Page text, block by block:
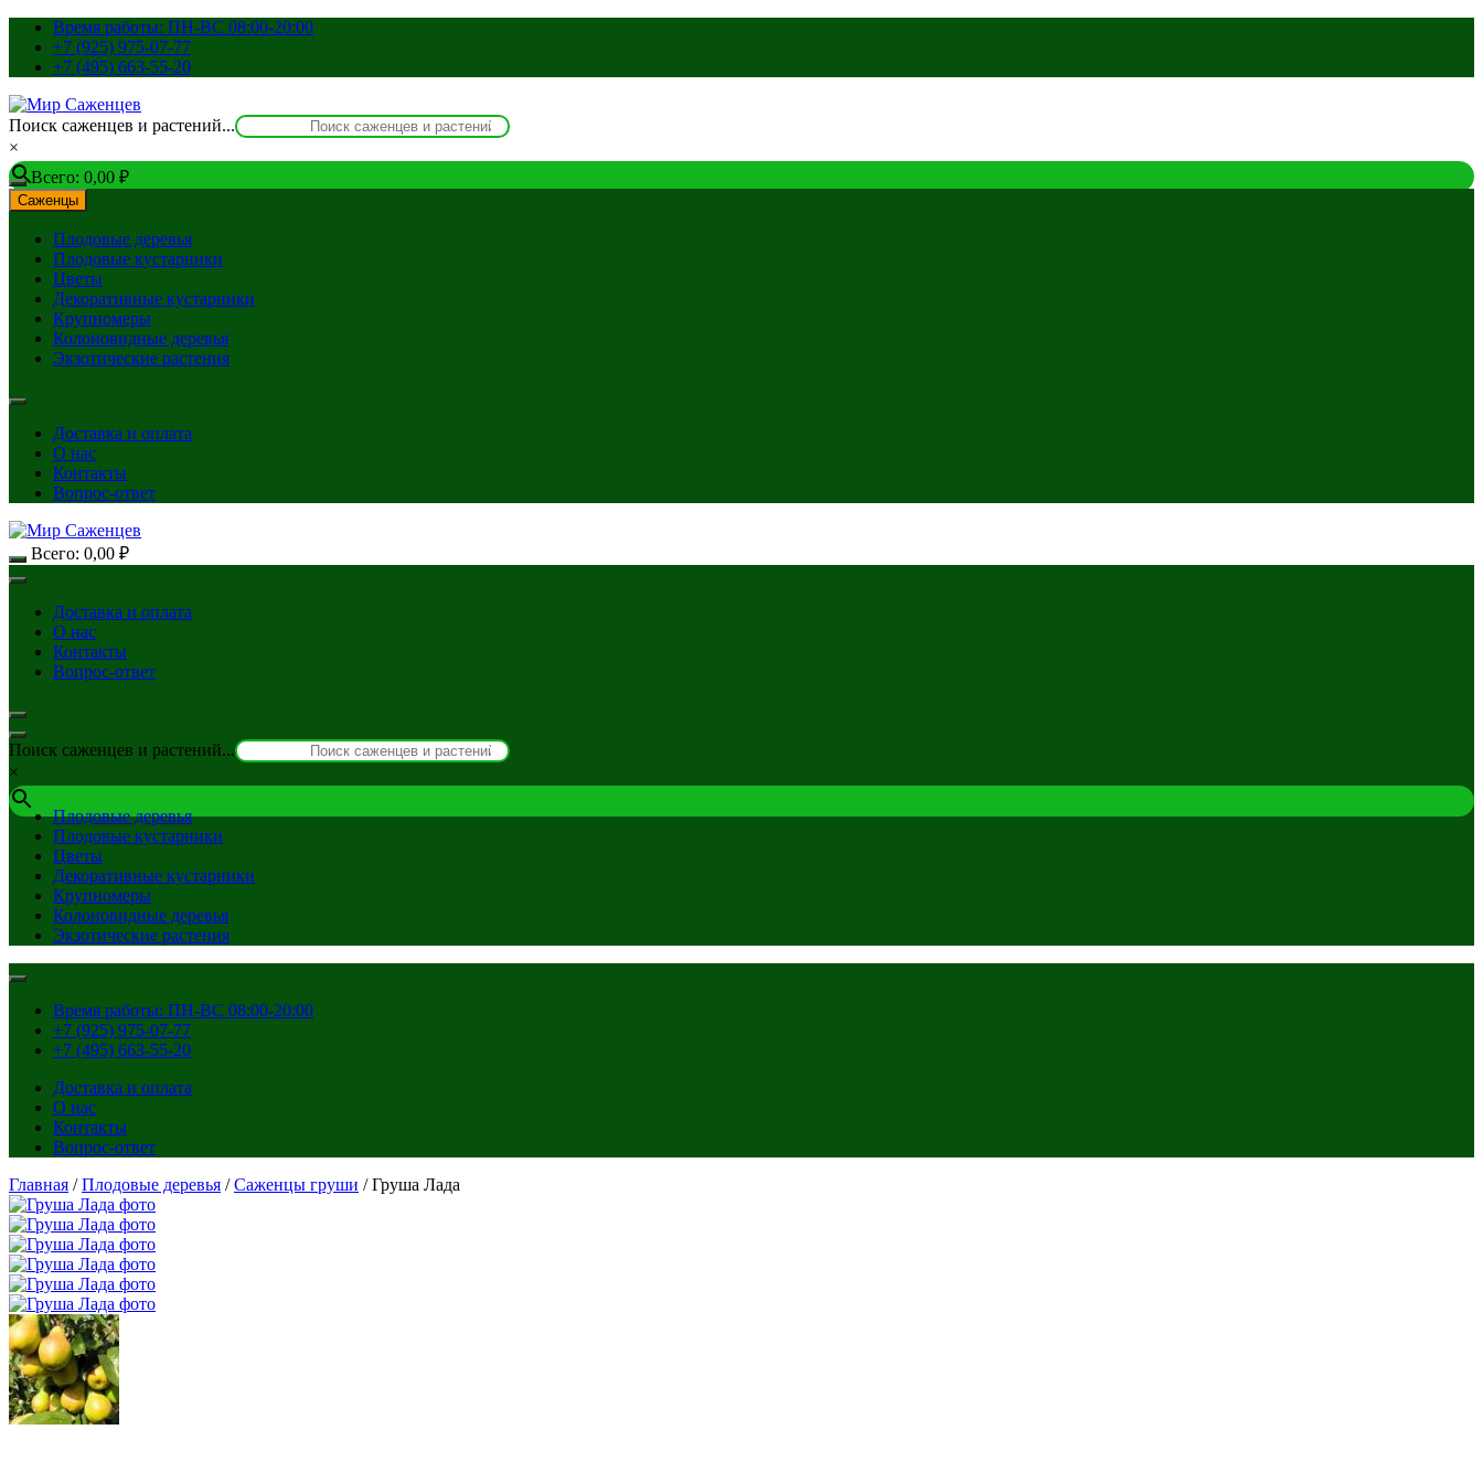
Перейти
содержимому
Время работы: ПН-ВС 08:00-20:00
+7 (925) 975-07-77
+7 (495) 663-55-20
Поиск саженцев и растений...
×
Всего: 0,00 ₽
Саженцы
Плодовые деревья
Плодовые кустарники
Цветы
Декоративные кустарники
Крупномеры
Колоновидные деревья
Экзотические растения
Доставка и оплата
О нас
Контакты
Вопрос-ответ
Всего: 0,00 ₽
Доставка и оплата
О нас
Контакты
Вопрос-ответ
Поиск саженцев и растений...
×
Плодовые деревья
Плодовые кустарники
Цветы
Декоративные кустарники
Крупномеры
Колоновидные деревья
Экзотические растения
Время работы: ПН-ВС 08:00-20:00
+7 (925) 975-07-77
+7 (495) 663-55-20
Доставка и оплата
О нас
Контакты
Вопрос-ответ
Главная /Плодовые деревья /Саженцы груши / Груша Лада